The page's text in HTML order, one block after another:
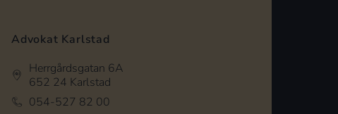
Advokat Karlstad
Herrgårdsgatan 6A
652 24 Karlstad
054-527 82 00